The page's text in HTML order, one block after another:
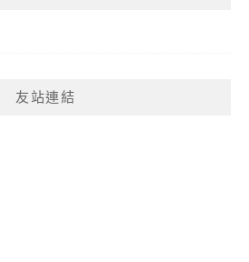
友站連結